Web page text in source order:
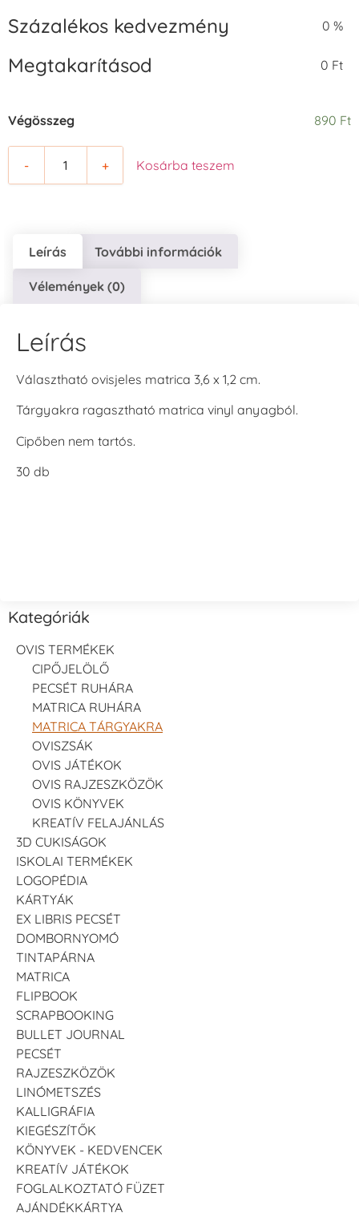
Babaruha
Bagoly -
Baseball sapka
Béka vízben
Bohóc
Busz
Ceruza
Cica - cukker
Százalékos kedvezmény 0 %
Megtakarításod 0 Ft
Végösszeg 890 Ft
- + Kosárba teszem
Leírás További információk
Vélemények (0)
Leírás
Választható ovisjeles matrica 3,6 x 1,2 cm.
Tárgyakra ragasztható matrica vinyl anyagból.
Cipőben nem tartós.
30 db
Kategóriák
OVIS TERMÉKEK
CIPŐJELÖLŐ
PECSÉT RUHÁRA
MATRICA RUHÁRA
MATRICA TÁRGYAKRA
OVISZSÁK
OVIS JÁTÉKOK
OVIS RAJZESZKÖZÖK
OVIS KÖNYVEK
KREATÍV FELAJÁNLÁS
3D CUKISÁGOK
ISKOLAI TERMÉKEK
LOGOPÉDIA
KÁRTYÁK
EX LIBRIS PECSÉT
DOMBORNYOMÓ
TINTAPÁRNA
MATRICA
FLIPBOOK
SCRAPBOOKING
BULLET JOURNAL
PECSÉT
RAJZESZKÖZÖK
LINÓMETSZÉS
KALLIGRÁFIA
KIEGÉSZÍTŐK
KÖNYVEK - KEDVENCEK
KREATÍV JÁTÉKOK
FOGLALKOZTATÓ FÜZET
AJÁNDÉKKÁRTYA